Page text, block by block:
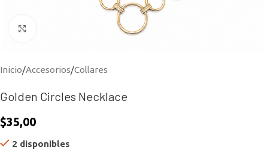
Inicio/Accesorios/Collares
Golden Circles Necklace
$35,00
2 disponibles